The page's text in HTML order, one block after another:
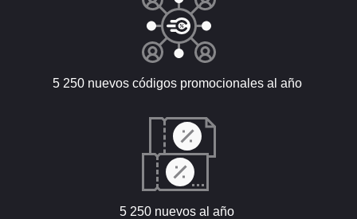
5 250 nuevos códigos promocionales al año
5 250 nuevos al año